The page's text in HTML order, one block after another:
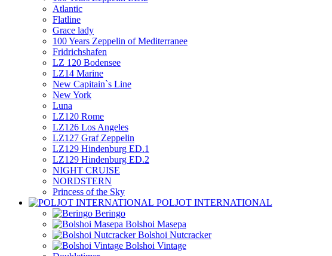
Atlantic
Flatline
Grace lady
100 Years Zeppelin of Mediterranee
Fridrichshafen
LZ 120 Bodensee
LZ14 Marine
New Capitain`s Line
New York
Luna
LZ120 Rome
LZ126 Los Angeles
LZ127 Graf Zeppelin
LZ129 Hindenburg ED.1
LZ129 Hindenburg ED.2
NIGHT CRUISE
NORDSTERN
Princess of the Sky
POLJOT INTERNATIONAL
Beringo
Bolshoi Masepa
Bolshoi Nutcracker
Bolshoi Vintage